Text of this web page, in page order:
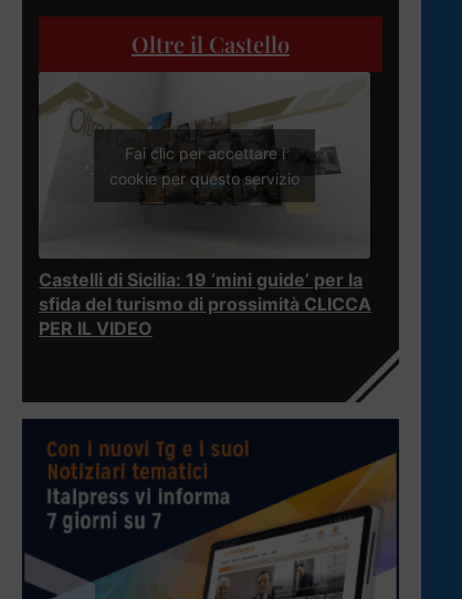
Oltre il Castello
Fai clic per accettare i
cookie per questo servizio
Castelli di Sicilia: 19 ‘mini guide’ per la
sfida del turismo di prossimità CLICCA
PER IL VIDEO